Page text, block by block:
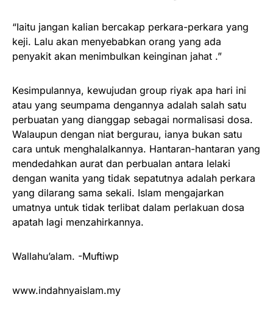
“Iaitu jangan kalian bercakap perkara-perkara yang
keji. Lalu akan menyebabkan orang yang ada
penyakit akan menimbulkan keinginan jahat .”
Kesimpulannya, kewujudan group riyak apa hari ini
atau yang seumpama dengannya adalah salah satu
perbuatan yang dianggap sebagai normalisasi dosa.
Walaupun dengan niat bergurau, ianya bukan satu
cara untuk menghalalkannya. Hantaran-hantaran yang
mendedahkan aurat dan perbualan antara lelaki
dengan wanita yang tidak sepatutnya adalah perkara
yang dilarang sama sekali. Islam mengajarkan
umatnya untuk tidak terlibat dalam perlakuan dosa
apatah lagi menzahirkannya.
Wallahu’alam. -Muftiwp
www.indahnyaislam.my